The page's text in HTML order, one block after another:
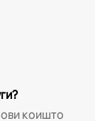
коишто